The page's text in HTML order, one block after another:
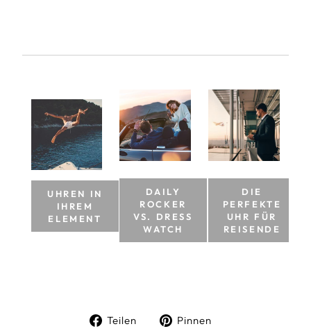
UHREN IN
IHREM
ELEMENT
DAILY
ROCKER
VS. DRESS
WATCH
DIE
PERFEKTE
UHR FÜR
REISENDE
Teilen
Auf
Pinnen